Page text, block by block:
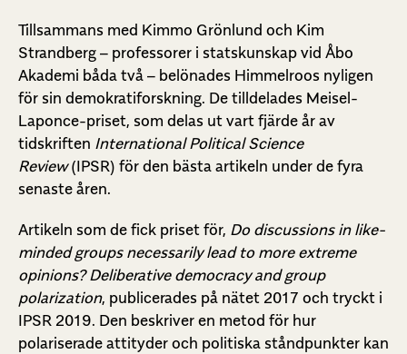
Tillsammans med Kimmo Grönlund och Kim
Strandberg – professorer i statskunskap vid Åbo
Akademi båda två – belönades Himmelroos nyligen
för sin demokratiforskning. De tilldelades Meisel-
Laponce-priset, som delas ut vart fjärde år av
tidskriften International Political Science
Review(IPSR) för den bästa artikeln under de fyra
senaste åren.
Artikeln som de fick priset för, Do discussions in like-
minded groups necessarily lead to more extreme
opinions? Deliberative democracy and group
polarization, publicerades på nätet 2017 och tryckt i
IPSR 2019. Den beskriver en metod för hur
polariserade attityder och politiska ståndpunkter kan